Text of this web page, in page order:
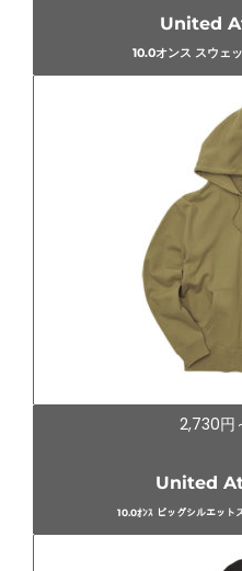
United
10.0オンス スウェ
2,730円
United
10.0ｵﾝｽ ビッグシルエット